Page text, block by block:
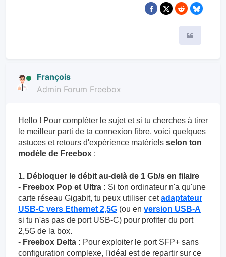
François
Admin Forum Freebox
Hello ! Pour compléter le sujet et si tu cherches à tirer
le meilleur parti de ta connexion fibre, voici quelques
astuces et retours d'expérience matériels selon ton
modèle de Freebox :
1. Débloquer le débit au-delà de 1 Gb/s en filaire
- Freebox Pop et Ultra : Si ton ordinateur n'a qu'une
carte réseau Gigabit, tu peux utiliser cetadaptateur
USB-C vers Ethernet 2,5G (ou en version USB-A
si tu n'as pas de port USB-C) pour profiter du port
2,5G de la box.
- Freebox Delta : Pour exploiter le port SFP+ sans
configuration complexe, l'idéal est de repartir sur ce